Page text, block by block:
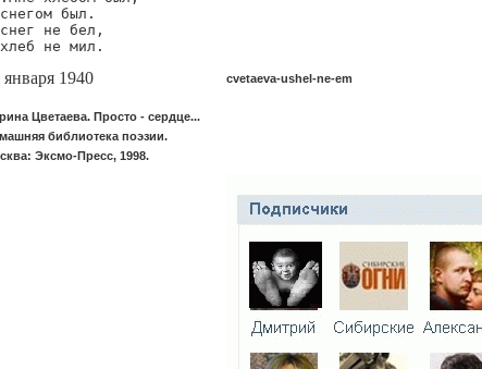
был.
не бел,
января 1940
Цветаева. Просто - сердце...
библиотека поэзии.
Эксмо-Пресс, 1998.
cvetaeva-ushel-ne-em